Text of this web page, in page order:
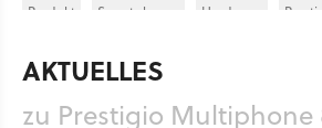
Produkt Smartphones Hardware
AKTUELLES
zu Prestigio Multiphone